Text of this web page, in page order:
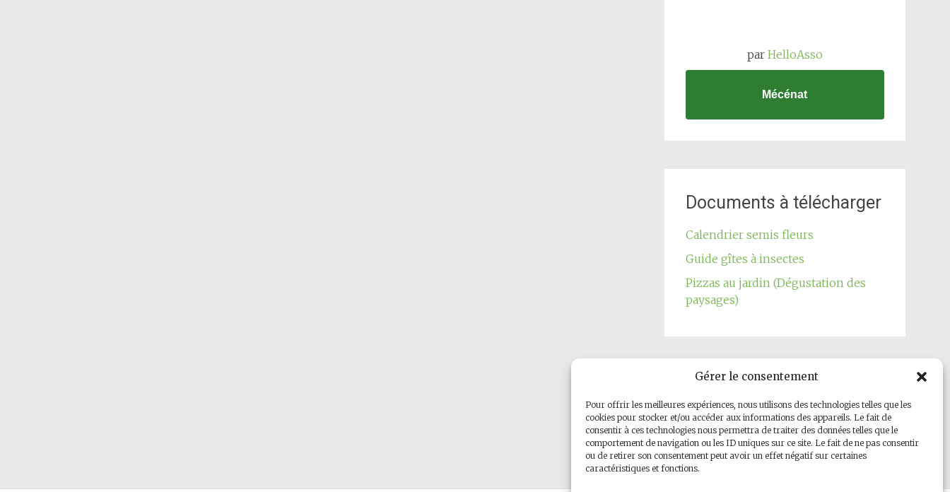
Gérer le consentement
Pour offrir les meilleures expériences, nous utilisons des technologies telles que les
cookies pour stocker et/ou accéder aux informations des appareils. Le fait de
consentir à ces technologies nous permettra de traiter des données telles que le
comportement de navigation ou les ID uniques sur ce site. Le fait de ne pas consentir
ou de retirer son consentement peut avoir un effet négatif sur certaines
caractéristiques et fonctions.
par HelloAsso
Mécénat
Documents à télécharger
Calendrier semis fleurs
Guide gîtes à insectes
Pizzas au jardin (Dégustation des
paysages)
Notre page Facebook